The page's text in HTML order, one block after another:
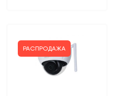
РАСПРОДАЖА